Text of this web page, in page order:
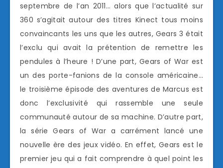
septembre de l’an 2011… alors que l’actualité sur
360 s’agitait autour des titres Kinect tous moins
convaincants les uns que les autres, Gears 3 était
l’exclu qui avait la prétention de remettre les
pendules à l’heure ! D’une part, Gears of War est
un des porte-fanions de la console américaine…
le troisième épisode des aventures de Marcus est
donc l’exclusivité qui rassemble une seule
communauté autour de sa machine. D’autre part,
la série Gears of War a carrément lancé une
nouvelle ère des jeux vidéo. En effet, Gears est le
premier jeu qui a fait comprendre à quel point les